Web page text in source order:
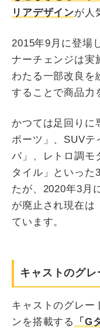
リアデザインが人
2015年9月に登場
ナーチェンジは実
わたる一部改良を
することで商品力
かつては足回りに
ポーツ」、SUVテ
バ」、レトロ調モ
タイル」といった
たが、2020年3月
が廃止され現在は
ています。
キャストのグレ
キャストのグレー
ンを搭載する
「G